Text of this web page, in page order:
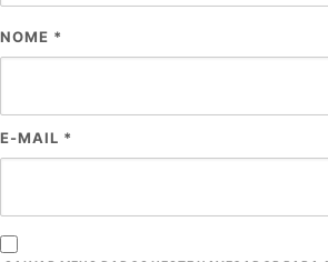
NOME *
E-MAIL *